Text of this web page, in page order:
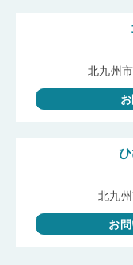
北九州
北九
お